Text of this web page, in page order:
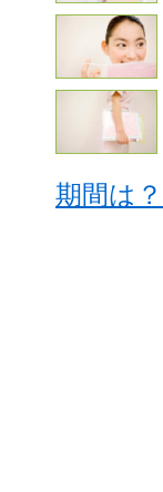
期間は？